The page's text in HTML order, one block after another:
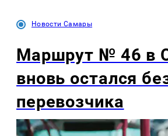
Новости Самары
Маршрут № 46 в
вновь остался
перевозчика